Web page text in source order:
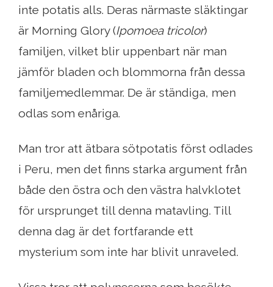
inte potatis alls. Deras närmaste släktingar
är Morning Glory (Ipomoea tricolor)
familjen, vilket blir uppenbart när man
jämför bladen och blommorna från dessa
familjemedlemmar. De är ständiga, men
odlas som enåriga.
Man tror att ätbara sötpotatis först odlades
i Peru, men det finns starka argument från
både den östra och den västra halvklotet
för ursprunget till denna matavling. Till
denna dag är det fortfarande ett
mysterium som inte har blivit unraveled.